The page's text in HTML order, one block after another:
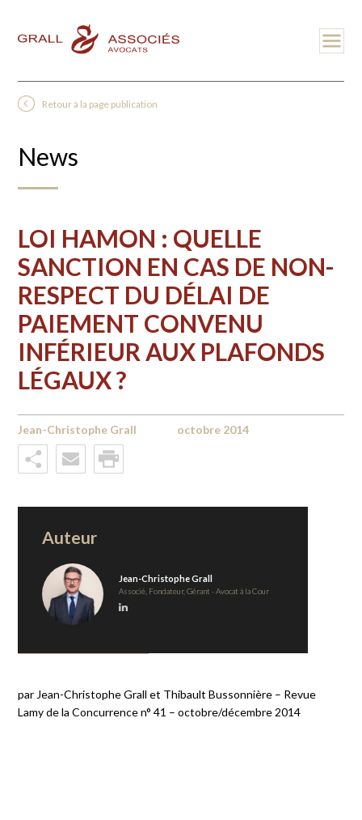
Retour à la page publication
News
LOI HAMON : QUELLE
SANCTION EN CAS DE NON-
RESPECT DU DÉLAI DE
PAIEMENT CONVENU
INFÉRIEUR AUX PLAFONDS
LÉGAUX ?
Jean-Christophe Grall octobre 2014
Auteur
Jean-Christophe Grall
Associé, Fondateur, Gérant - Avocat à la Cour
par Jean-Christophe Grall et Thibault Bussonnière – Revue
Lamy de la Concurrence n° 41 – octobre/décembre 2014